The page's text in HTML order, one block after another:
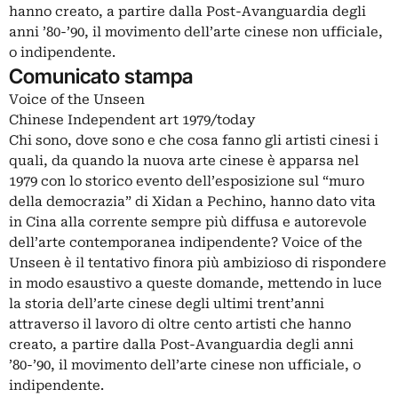
hanno creato, a partire dalla Post-Avanguardia degli
anni ’80-’90, il movimento dell’arte cinese non ufficiale,
o indipendente.
Comunicato stampa
Voice of the Unseen
Chinese Independent art 1979/today
Chi sono, dove sono e che cosa fanno gli artisti cinesi i
quali, da quando la nuova arte cinese è apparsa nel
1979 con lo storico evento dell’esposizione sul “muro
della democrazia” di Xidan a Pechino, hanno dato vita
in Cina alla corrente sempre più diffusa e autorevole
dell’arte contemporanea indipendente? Voice of the
Unseen è il tentativo finora più ambizioso di rispondere
in modo esaustivo a queste domande, mettendo in luce
la storia dell’arte cinese degli ultimi trent’anni
attraverso il lavoro di oltre cento artisti che hanno
creato, a partire dalla Post-Avanguardia degli anni
’80-’90, il movimento dell’arte cinese non ufficiale, o
indipendente.